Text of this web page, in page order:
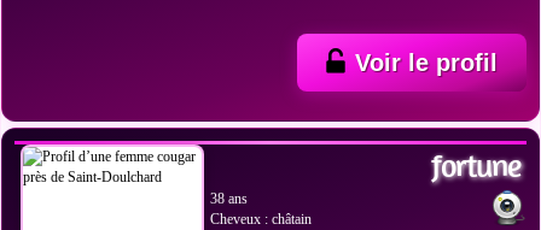
Voir le profil
fortune
38 ans
Cheveux : châtain